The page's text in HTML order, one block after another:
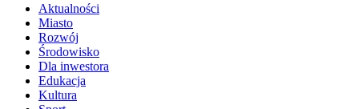
Aktualności
Miasto
Rozwój
Środowisko
Dla inwestora
Edukacja
Kultura